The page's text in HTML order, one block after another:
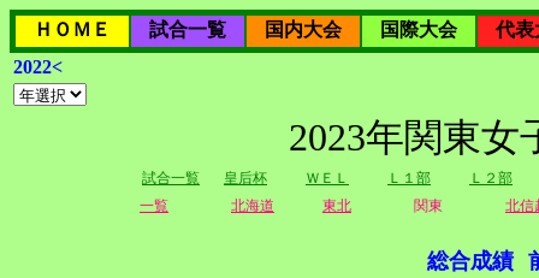
ＨＯＭＥ 試合一覧 国内大会 国際大会
代表
2022<
2023年関東
試合一覧 皇后杯 ＷＥＬ Ｌ１部
Ｌ２部
一覧
北海道 東北 関東 北信
総合成績